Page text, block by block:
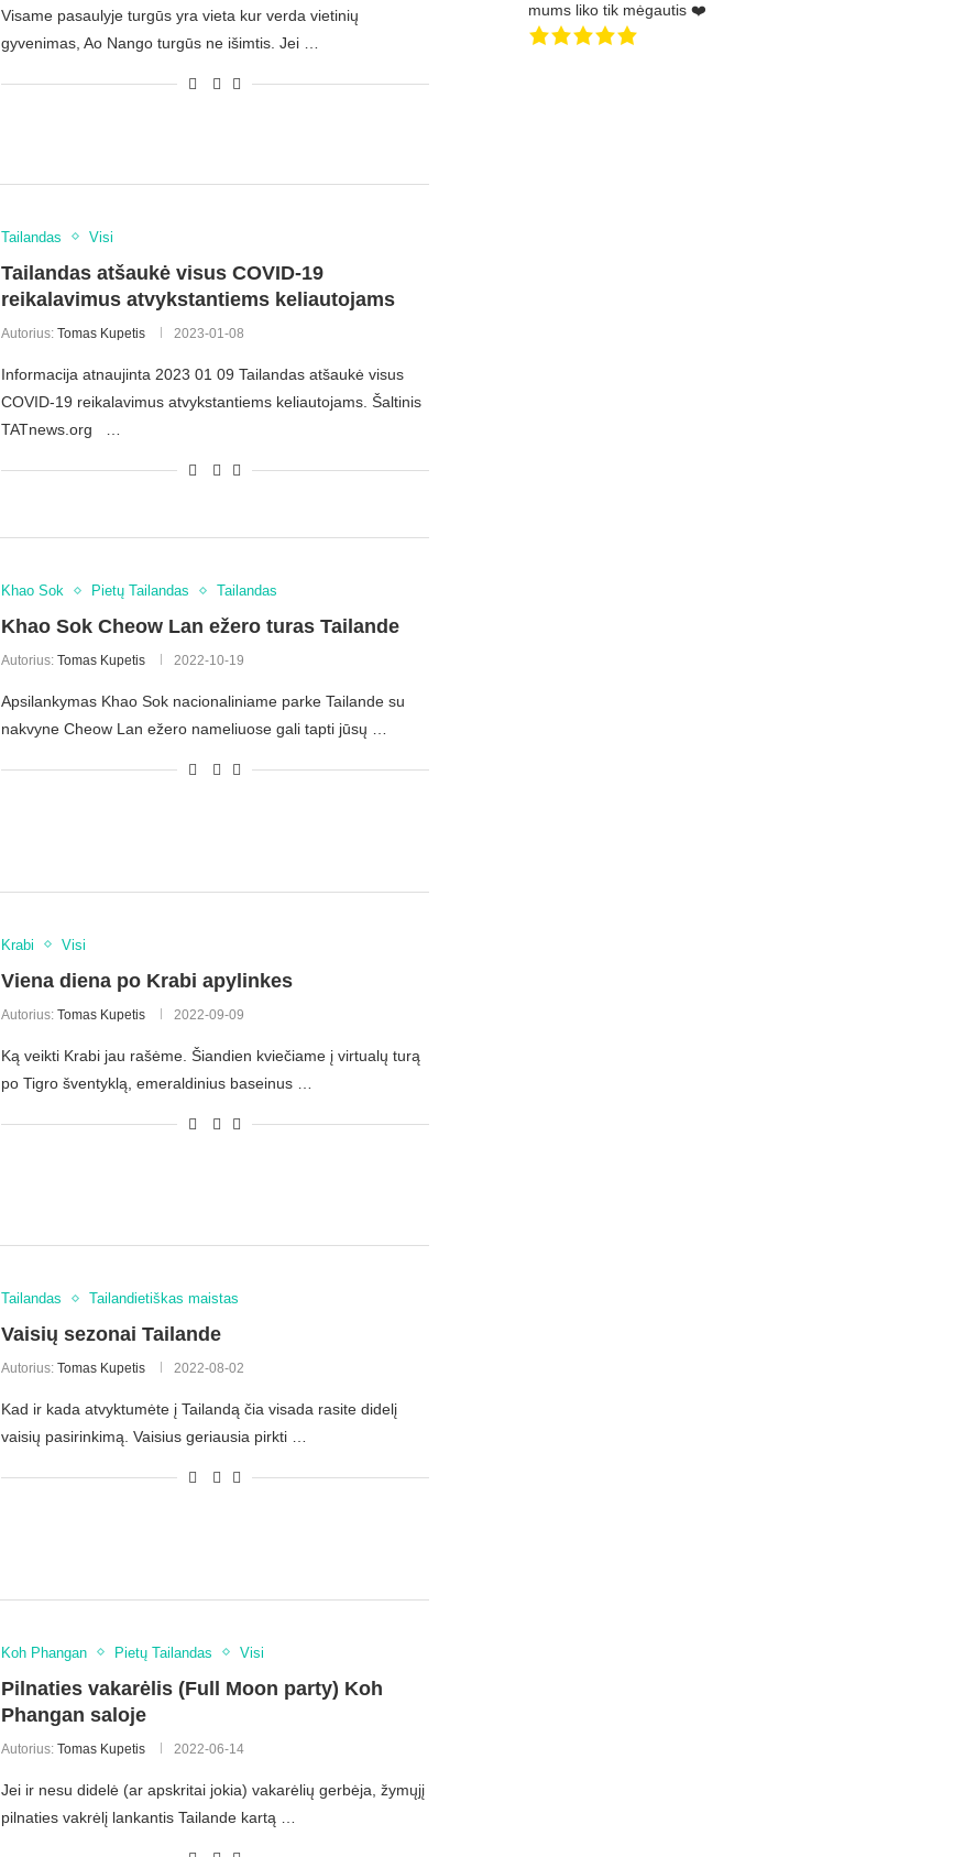
Visame pasaulyje turgūs yra vieta kur verda vietinių
gyvenimas, Ao Nango turgūs ne išimtis. Jei …
Tailandas Visi
Tailandas atšaukė visus COVID-19
reikalavimus atvykstantiems keliautojams
Autorius: Tomas Kupetis 2023-01-08
Informacija atnaujinta 2023 01 09 Tailandas atšaukė visus
COVID-19 reikalavimus atvykstantiems keliautojams. Šaltinis
TATnews.org …
Khao Sok Pietų Tailandas Tailandas
Khao Sok Cheow Lan ežero turas Tailande
Autorius: Tomas Kupetis 2022-10-19
Apsilankymas Khao Sok nacionaliniame parke Tailande su
nakvyne Cheow Lan ežero nameliuose gali tapti jūsų …
Krabi Visi
Viena diena po Krabi apylinkes
Autorius: Tomas Kupetis 2022-09-09
Ką veikti Krabi jau rašėme. Šiandien kviečiame į virtualų turą
po Tigro šventyklą, emeraldinius baseinus …
Tailandas Tailandietiškas maistas
Vaisių sezonai Tailande
Autorius: Tomas Kupetis 2022-08-02
Kad ir kada atvyktumėte į Tailandą čia visada rasite didelį
vaisių pasirinkimą. Vaisius geriausia pirkti …
Koh Phangan Pietų Tailandas Visi
Pilnaties vakarėlis (Full Moon party) Koh
Phangan saloje
Autorius: Tomas Kupetis 2022-06-14
Jei ir nesu didelė (ar apskritai jokia) vakarėlių gerbėja, žymųjį
pilnaties vakrėlį lankantis Tailande kartą …
mums liko tik mėgautis ❤️